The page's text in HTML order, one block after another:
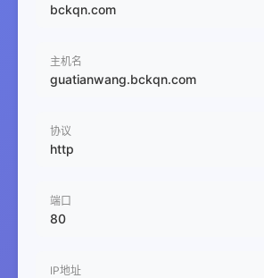
bckqn.com
主机名
guatianwang.bckqn.com
协议
http
端口
80
IP地址